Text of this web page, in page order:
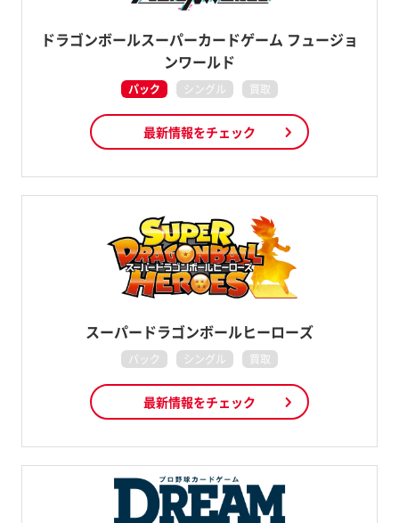
ドラゴンボールスーパーカードゲーム フュージョ
ンワールド
パック シングル 買取
最新情報をチェック
スーパードラゴンボールヒーローズ
パック シングル 買取
最新情報をチェック